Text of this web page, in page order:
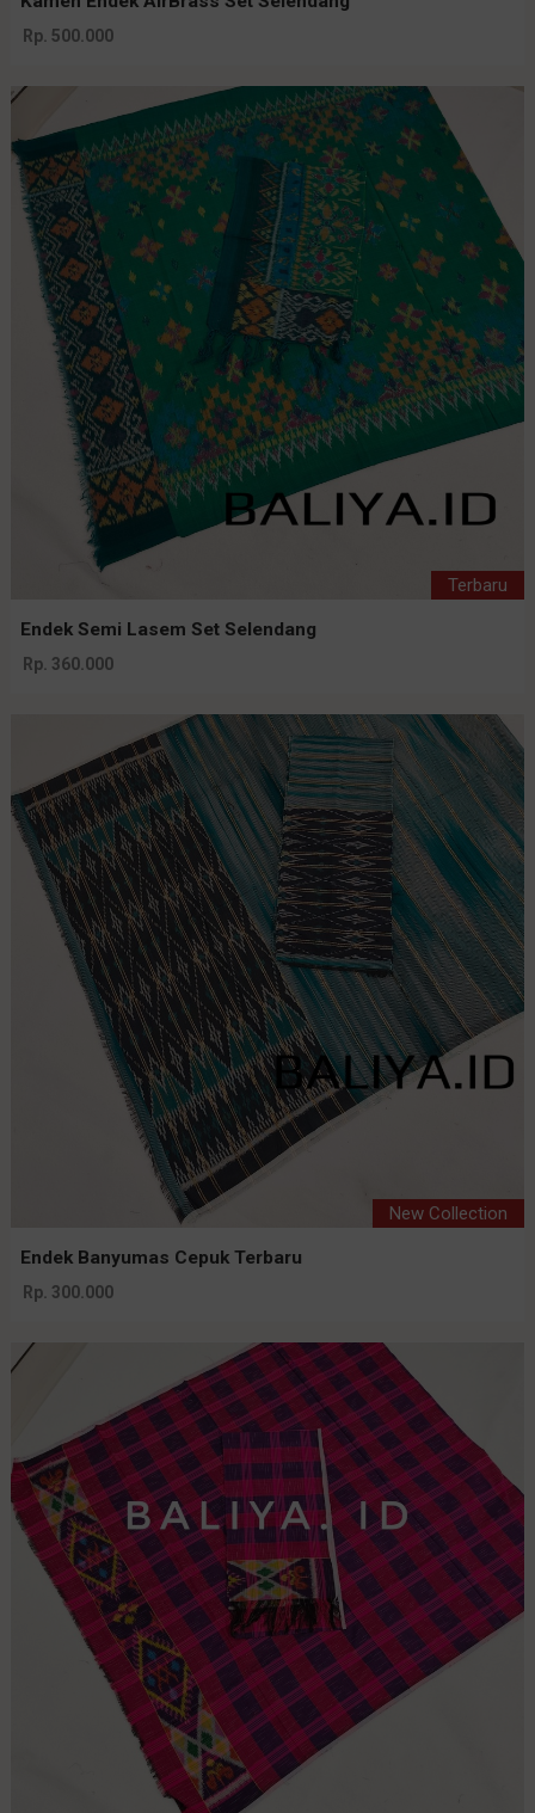
Rp. 500.000
Terbaru
Endek Semi Lasem Set Selendang
Rp. 360.000
New Collection
Endek Banyumas Cepuk Terbaru
Rp. 300.000